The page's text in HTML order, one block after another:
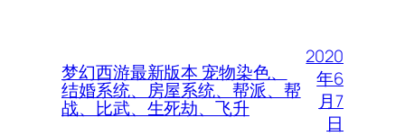
梦幻西游最新版本 宠物染色、
结婚系统、房屋系统、帮派、帮
战、比武、生死劫、飞升
2020
年6
月7
日